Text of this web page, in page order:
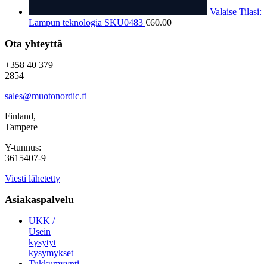
Valaise Tilasi:
Lampun teknologia SKU0483 €60.00
Ota yhteyttä
+358 40 379
2854
sales@muotonordic.fi
Finland,
Tampere
Y-tunnus:
3615407-9
Viesti lähetetty
Asiakaspalvelu
UKK /
Usein
kysytyt
kysymykset